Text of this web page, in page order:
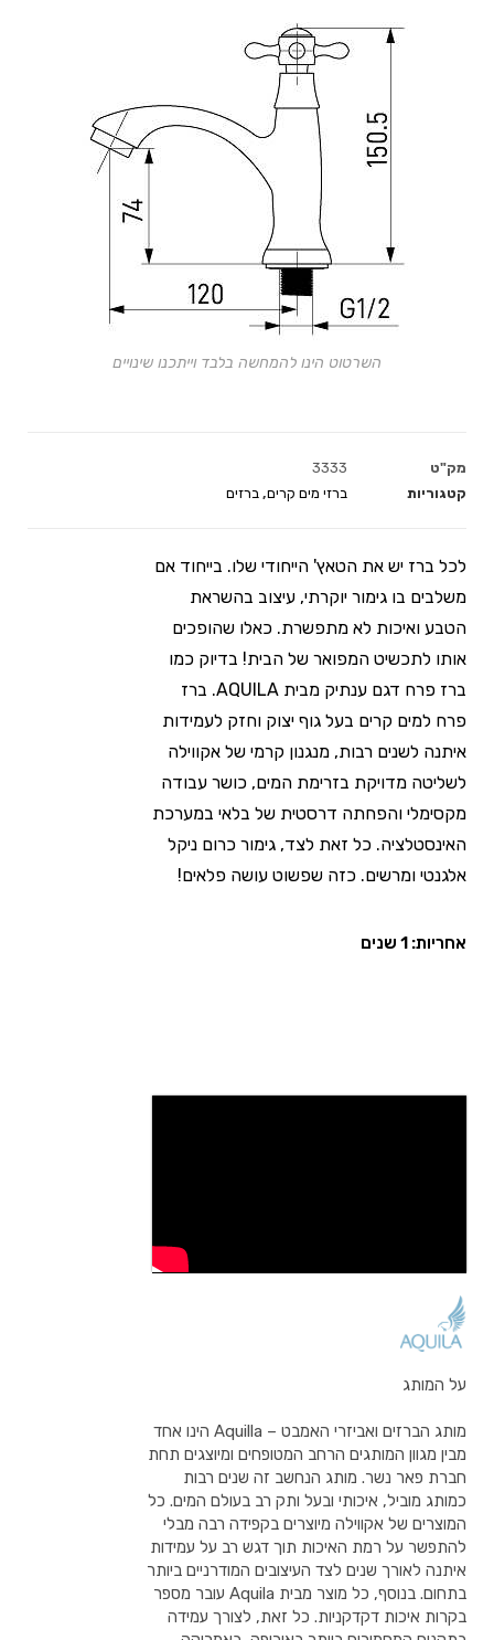
מק"ט
3333
קטגוריות
ברזי מים קרים, ברזים
לכל ברז יש את הטאץ' הייחודי שלו. בייחוד אם
משלבים בו גימור יוקרתי, עיצוב בהשראת
הטבע ואיכות לא מתפשרת. כאלו שהופכים
אותו לתכשיט המפואר של הבית! בדיוק כמו
ברז פרח דגם ענתיק מבית AQUILA. ברז
פרח למים קרים בעל גוף יצוק וחזק לעמידות
איתנה לשנים רבות, מנגנון קרמי של אקווילה
לשליטה מדויקת בזרימת המים, כושר עבודה
מקסימלי והפחתה דרסטית של בלאי במערכת
האינסטלציה. כל זאת לצד, גימור כרום ניקל
אלגנטי ומרשים. כזה שפשוט עושה פלאים!
אחריות: 1 שנים
על המותג
מותג הברזים ואביזרי האמבט – Aquilla הינו אחד
מבין מגוון המותגים הרחב המטופחים ומיוצגים תחת
חברת פאר נשר. מותג הנחשב זה שנים רבות
כמותג מוביל, איכותי ובעל ותק רב בעולם המים. כל
המוצרים של אקווילה מיוצרים בקפידה רבה מבלי
להתפשר על רמת האיכות תוך דגש רב על עמידות
איתנה לאורך שנים לצד העיצובים המודרניים ביותר
בתחום. בנוסף, כל מוצר מבית Aquila עובר מספר
בקרות איכות דקדקניות. כל זאת, לצורך עמידה
השרטוט הינו להמחשה בלבד וייתכנו שינויים